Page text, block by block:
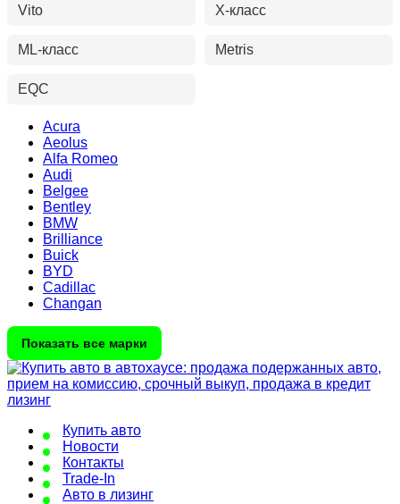
Vito X-класс
ML-класс Metris
EQC
Acura
Aeolus
Alfa Romeo
Audi
Belgee
Bentley
BMW
Brilliance
Buick
BYD
Cadillac
Changan
Показать все марки
Купить авто
Новости
Контакты
Trade-In
Авто в лизинг